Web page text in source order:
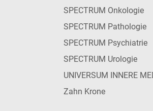
SPECTRUM Onkologie
SPECTRUM Pathologie
SPECTRUM Psychiatrie
SPECTRUM Urologie
UNIVERSUM INNERE
Zahn Krone